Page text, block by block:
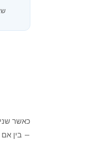
כאשר
— בין אם